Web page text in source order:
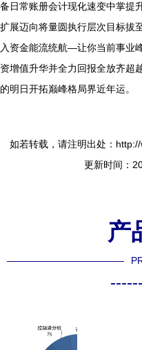
备日常账册会计现化速变中掌提
扩展迈向将量圆执行层次目标拔
入资金能流统航—让你当前事业
资增值升华并全力回报全放齐超
的明日开拓巅峰格局界近年运。
如若转载，请注明出处：
更新时间：
产